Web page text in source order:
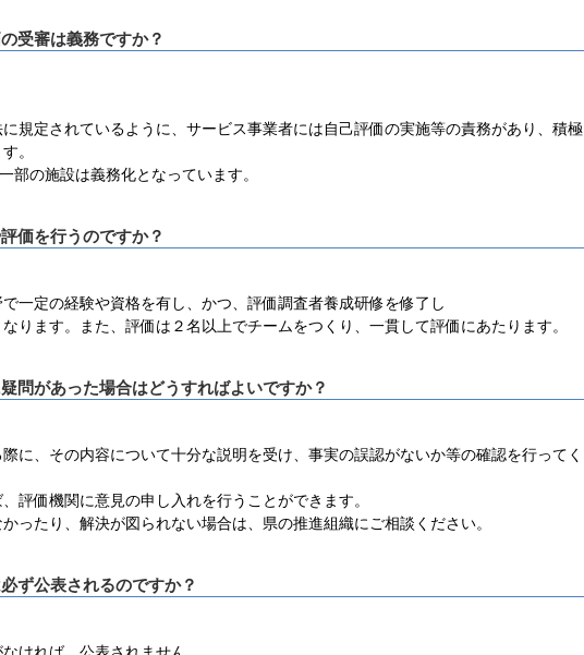
受審は義務ですか？
規定されているように、サービス事業者には自己評価の実施等の責務があり、積極
。
部の施設は義務化となっています。
価を行うのですか？
一定の経験や資格を有し、かつ、評価調査者養成研修を修了し
ります。また、評価は２名以上でチームをつくり、一貫して評価にあたります。
問があった場合はどうすればよいですか？
に、その内容について十分な説明を受け、事実の誤認がないか等の確認を行ってく
評価機関に意見の申し入れを行うことができます。
ったり、解決が図られない場合は、県の推進組織にご相談ください。
ず公表されるのですか？
ければ、公表されません。